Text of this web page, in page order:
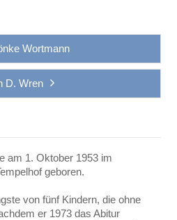
Wortmann
D. Wren
am 1. Oktober 1953 im
geboren.
von fünf Kindern, die ohne
er 1973 das Abitur